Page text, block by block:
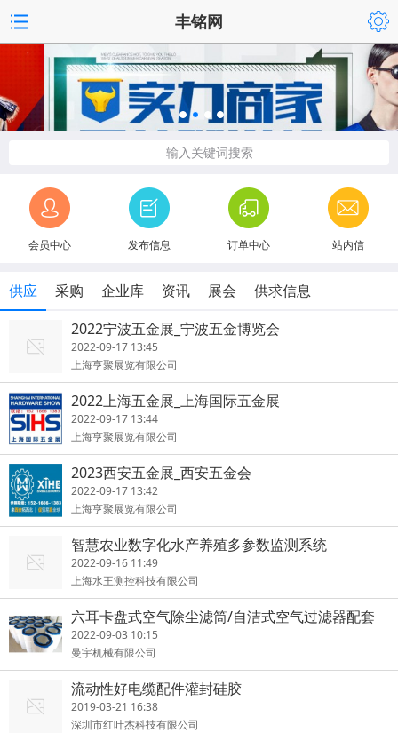
丰铭网
输入关键词搜索
会员中心 发布信息 订单中心 站内信
供应 采购 企业库 资讯 展会
供求信息
2022宁波五金展_宁波五金博览会
2022-09-17 13:45
上海亨聚展览有限公司
2022上海五金展_上海国际五金展
2022-09-17 13:44
上海亨聚展览有限公司
2023西安五金展_西安五金会
2022-09-17 13:42
上海亨聚展览有限公司
智慧农业数字化水产养殖多参数监测系统
2022-09-16 11:49
上海水王测控科技有限公司
六耳卡盘式空气除尘滤筒/自洁式空气过滤器配套
2022-09-03 10:15
曼宇机械有限公司
流动性好电缆配件灌封硅胶
2019-03-21 16:38
深圳市红叶杰科技有限公司